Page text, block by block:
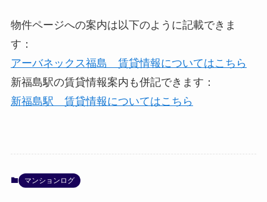
物件ページへの案内は以下のように記載できま
す：
アーバネックス福島 賃貸情報についてはこちら
新福島駅の賃貸情報案内も併記できます：
新福島駅 賃貸情報についてはこちら
マンションログ